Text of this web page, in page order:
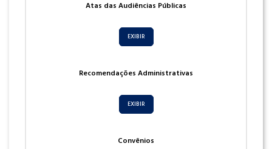
Atas das Audiências Públicas
EXIBIR
Recomendações Administrativas
EXIBIR
Convênios